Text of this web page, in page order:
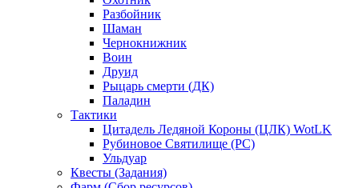
Разбойник
Шаман
Чернокнижник
Воин
Друид
Рыцарь смерти (ДК)
Паладин
Тактики
Цитадель Ледяной Короны (ЦЛК) WotLK
Рубиновое Святилище (РС)
Ульдуар
Квесты (Задания)